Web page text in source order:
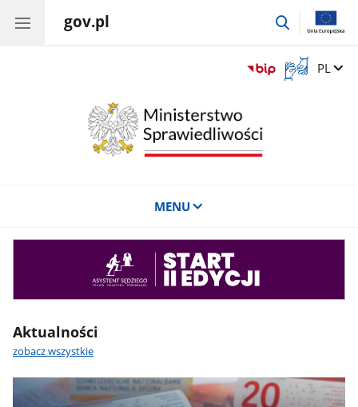
gov.pl
przejdź
Otwórz
okno
Zmień
PL
MENU
Aktualności
zobacz wszystkie